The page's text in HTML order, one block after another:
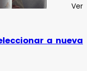
Ver
a nueva